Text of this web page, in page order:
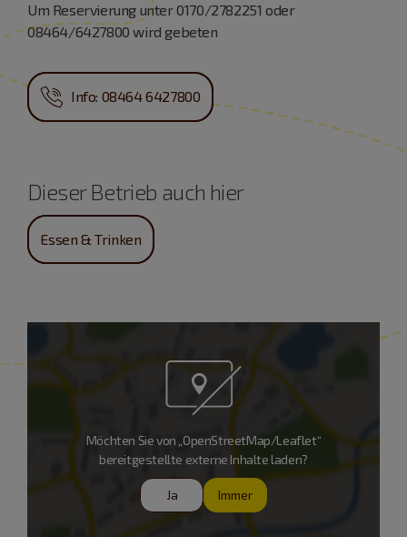
Um Reservierung unter 0170/2782251 oder
08464/6427800 wird gebeten
Info: 08464 6427800
Dieser Betrieb auch hier
Essen & Trinken
Möchten Sie von „OpenStreetMap/Leaflet“
bereitgestellte externe Inhalte laden?
Ja Immer